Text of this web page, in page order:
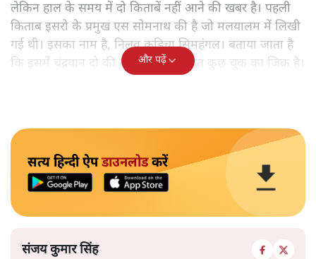
लेकिन हाल के समय में दो किताबें नहीं आने की खबर है। पहली
किताब इसरो के प्रमुख एस सोमनाथ की है जो मलयालम में लिखी
गई थी। इसका नाम है, निलवु कुडिचा सिमहंगल। बताया जाता है
कि इसमें चंद्रयान दो की नाकामी से संबंधित कुछ चूक का जिक्र है।
और पढ़ें
सत्य हिन्दी ऐपडाउनलोडकरें
संजय कुमार सिंह